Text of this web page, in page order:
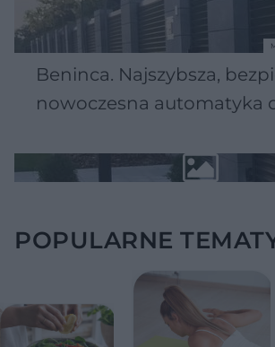
Beninca. Najszybsza,
nowoczesna automatyka
POPULARNE